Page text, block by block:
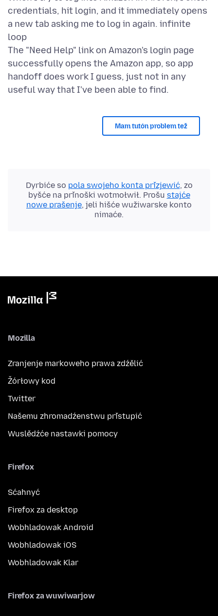
credentials, hit login, and it immediately opens
a new tab asking me to log in again. infinite
loop
The "Need Help" link on Amazon's login page
successfully opens the Amazon app, so app
handoff does work I guess, just not in any
Mam tutón problem tež
Dyrbiće so pola swojeho konta přizjewić, zo
byšće na přinoški wotmołwił. Prošu stajće
nowe prašenje, jeli hišće wužiwarske konto
nimaće.
Mozilla
Zranjenje markoweho prawa zdźělić
Žórłowy kod
Twitter
Našemu zhromadźenstwu přistupić
Wuslědźće nastawki pomocy
Firefox
Sćahnyć
Firefox za desktop
Wobhladowak Android
Wobhladowak iOS
Wobhladowak Klar
Firefox za wuwiwarjow